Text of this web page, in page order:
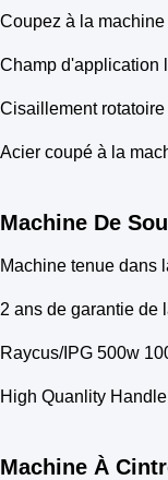
Coupez à la
Champ d'application
Cisaillement
Acier coupé à la
Machine De
Machine tenue dans
2 ans de garantie de
Raycus/IPG 500w
High Quanlity
Machine À